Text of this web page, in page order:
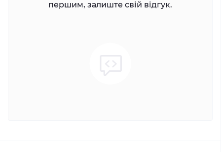
першим, залиште свій відгук.